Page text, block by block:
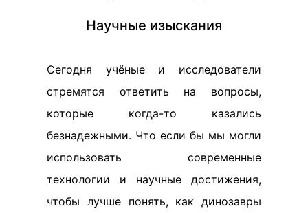
Научные изыскания
Сегодня учёные и исследователи
стремятся ответить на вопросы,
которые когда-то казались
безнадежными. Что если бы мы могли
использовать современные
технологии и научные достижения,
чтобы лучше понять, как динозавры